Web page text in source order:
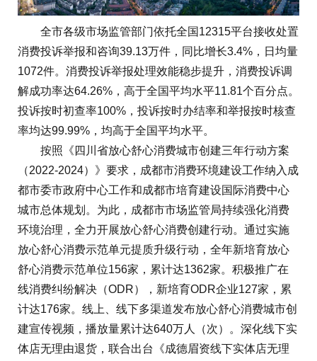
全市各级市场监管部门依托全国12315平台接收处置
消费投诉举报和咨询39.13万件，同比增长3.4%，日均量
1072件。消费投诉举报处理效能稳步提升，消费投诉调
解成功率达64.26%，高于全国平均水平11.81个百分点。
投诉按时初查率100%，投诉按时办结率和举报按时核查
率均达99.99%，均高于全国平均水平。
按照《四川省放心舒心消费城市创建三年行动方案
（2022-2024）》要求，成都市消费环境建设工作纳入成
都市委市政府中心工作和成都市培育建设国际消费中心
城市总体规划。为此，成都市市场监管局持续强化消费
环境治理，全力开展放心舒心消费创建行动。通过实施
放心舒心消费示范单元提质升级行动，全年新培育放心
舒心消费示范单位156家，累计达1362家。积极推广在
线消费纠纷解决（ODR），新培育ODR企业127家，累
计达176家。线上、线下多渠道发布放心舒心消费城市创
建宣传视频，播放量累计达640万人（次）。深化线下实
体店无理由退货，联合出台《成德眉资线下实体店无理